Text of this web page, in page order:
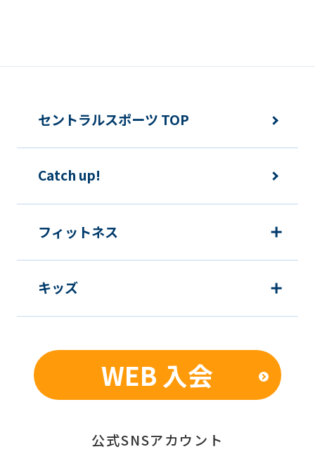
セントラルスポーツ TOP
Catch up!
フィットネス
キッズ
WEB 入会
公式SNSアカウント